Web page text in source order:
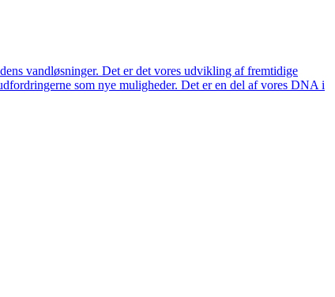
vandløsninger. Det er det vores udvikling af fremtidige
som nye muligheder. Det er en del af vores DNA i